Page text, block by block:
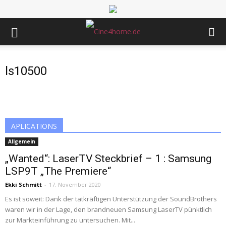
ls10500
APLICATIONS
Allgemein
„Wanted“: LaserTV Steckbrief – 1 : Samsung
LSP9T „The Premiere“
Ekki Schmitt - 17. November 2020
Es ist soweit: Dank der tatkräftigen Unterstützung der SoundBrothers
waren wir in der Lage, den brandneuen Samsung LaserTV pünktlich
zur Markteinführung zu untersuchen. Mit...